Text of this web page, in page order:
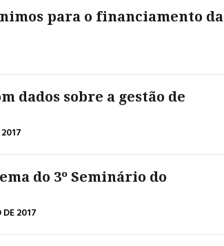
para o financiamento da
dados sobre a gestão de
do 3º Seminário do
2017